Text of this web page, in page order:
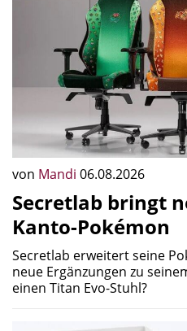
von Mandi 06.08.2026
Secretlab bringt
Kanto-Pokémon
Secretlab erweitert seine
neue Ergänzungen zu
einen Titan Evo-Stuhl?